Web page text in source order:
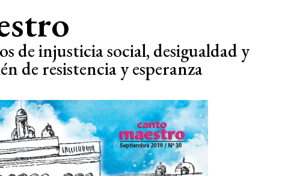
de injusticia social, desigualdad y
de resistencia y esperanza